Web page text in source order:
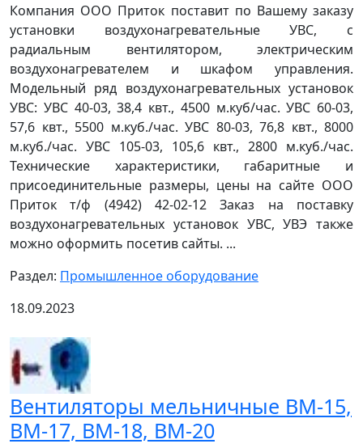
Компания ООО Приток поставит по Вашему заказу
установки воздухонагревательные УВС, с
радиальным вентилятором, электрическим
воздухонагревателем и шкафом управления.
Модельный ряд воздухонагревательных установок
УВС: УВС 40-03, 38,4 квт., 4500 м.куб/час. УВС 60-03,
57,6 квт., 5500 м.куб./час. УВС 80-03, 76,8 квт., 8000
м.куб./час. УВС 105-03, 105,6 квт., 2800 м.куб./час.
Технические характеристики, габаритные и
присоединительные размеры, цены на сайте ООО
Приток т/ф (4942) 42-02-12 Заказ на поставку
воздухонагревательных установок УВС, УВЭ также
можно оформить посетив сайты. ...
Раздел: Промышленное оборудование
18.09.2023
Вентиляторы мельничные ВМ-15,
ВМ-17, ВМ-18, ВМ-20